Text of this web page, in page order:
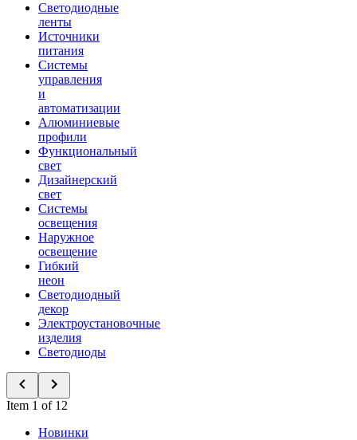
Светодиодные
ленты
Источники
питания
Системы
управления
и
автоматизации
Алюминиевые
профили
Функциональный
свет
Дизайнерский
свет
Системы
освещения
Наружное
освещение
Гибкий
неон
Светодиодный
декор
Электроустановочные
изделия
Светодиоды
Item 1 of 12
Новинки